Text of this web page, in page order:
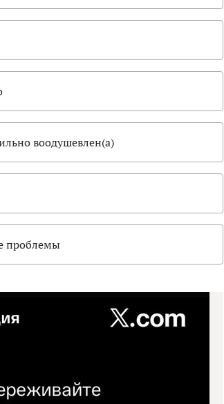
воодушевлен(а)
проблемы